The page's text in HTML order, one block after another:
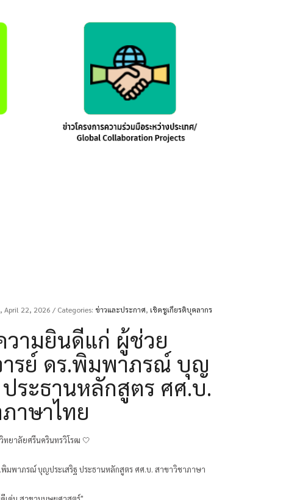
April 22, 2026 / Categories: ข่าวและประกาศ, เชิดชูเกียรติบุคลากร
วามยินดีแก่ ผู้ช่วย
ารย์ ดร.พิมพาภรณ์ บุญ
ประธานหลักสูตร ศศ.บ.
าษาไทย
ยาลัยศรีนครินทรวิโรฒ 🤍
พิมพาภรณ์ บุญประเสริฐ ประธานหลักสูตร ศศ.บ. สาขาวิชาภาษา